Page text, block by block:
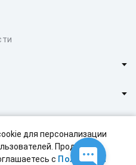
для персонализации
Продолжая
с Политикой